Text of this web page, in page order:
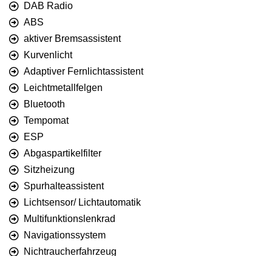
DAB Radio
ABS
aktiver Bremsassistent
Kurvenlicht
Adaptiver Fernlichtassistent
Leichtmetallfelgen
Bluetooth
Tempomat
ESP
Abgaspartikelfilter
Sitzheizung
Spurhalteassistent
Lichtsensor/ Lichtautomatik
Multifunktionslenkrad
Navigationssystem
Nichtraucherfahrzeug